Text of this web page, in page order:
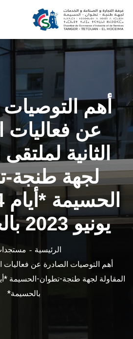
أهم التوصيات
عن فعاليات
الثانية
لجهة طنجة-
يونيو 2023 بالحسيمة*
الرئيسية
أهم التوصيات الصادرة عن فعاليات
بالحسيمة*